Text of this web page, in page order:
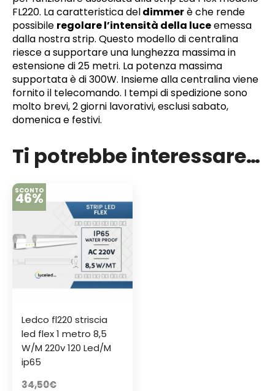
FL220. La caratteristica deldimmerè che rende
possibile regolare l’intensità della luceemessa
dalla nostra strip. Questo modello di centralina
riesce a supportare una lunghezza massima in
estensione di 25 metri. La potenza massima
supportata è di 300W. Insieme alla centralina viene
fornito il telecomando. I tempi di spedizione sono
molto brevi, 2 giorni lavorativi, esclusi sabato,
domenica e festivi.
Ti potrebbe interessare…
SCONTO
46%
Ledco fl220 striscia
led flex 1 metro 8,5
W/M 220v 120 Led/M
ip65
34,50€